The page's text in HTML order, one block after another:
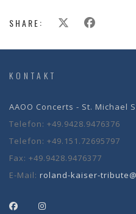
SHARE:
KONTAKT
AAOO Concerts - St. Michael
Telefon: +49.9428.9476376
Telefon: +49.151.72695797
Fax: +49.9428.9476377
E-Mail: roland-kaiser-